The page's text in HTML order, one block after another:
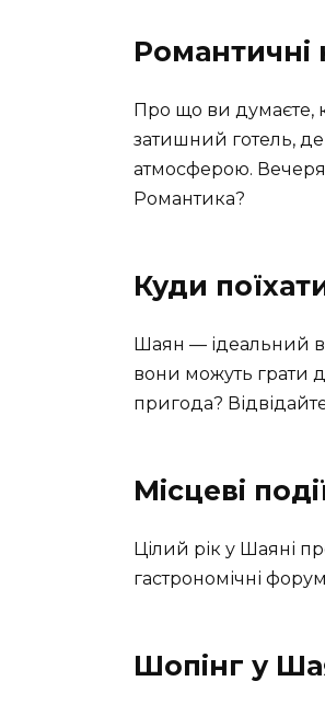
Романтичні
Про що ви думаєте,
затишний готель,
атмосферою. Вечеря
Романтика?
Куди
Шаян — ідеальний
вони можуть грати
пригода?
Місцеві
Цілий рік у Шаяні
гастрономічні
Шопінг у